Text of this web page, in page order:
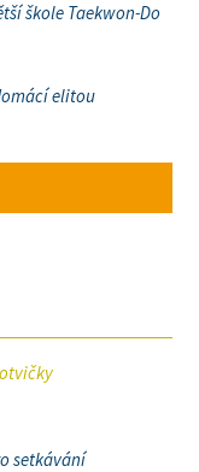
škole Taekwon-Do
elitou
setkávání